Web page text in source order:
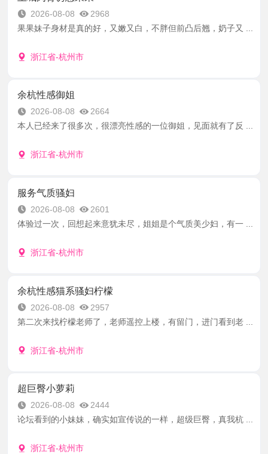
2026-08-08
2968
果果妹子身材是真的好，又嫩又白，不胖但前凸后翘，奶子又 ...
浙江省-杭州市
余杭性感御姐
2026-08-08
2664
本人已经来了很多次，很漂亮性感的一位御姐，见面就有了反 ...
浙江省-杭州市
服务气质骚妇
2026-08-08
2601
体验过一次，回想起来意犹未尽，姐姐是个气质美少妇，有一 ...
浙江省-杭州市
余杭性感猫系骚妇柠檬
2026-08-08
2957
第二次来找柠檬老师了，老师遥控上楼，有留门，进门看到老 ...
浙江省-杭州市
超巨臀小萝莉
2026-08-08
2444
论坛看到的小妹妹，确实如宣传说的一样，超级巨臀，真我杭 ...
浙江省-杭州市